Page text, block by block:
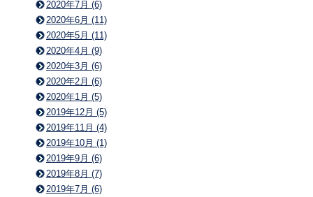
2020年7月 (6)
2020年6月 (11)
2020年5月 (11)
2020年4月 (9)
2020年3月 (6)
2020年2月 (6)
2020年1月 (5)
2019年12月 (5)
2019年11月 (4)
2019年10月 (1)
2019年9月 (6)
2019年8月 (7)
2019年7月 (6)